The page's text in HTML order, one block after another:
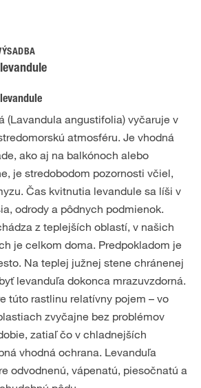
(Lavandula angustifolia) vyčaruje v
atmosféru. Je vhodná
ako aj na balkónoch alebo
je stredobodom pozornosti včiel,
Čas kvitnutia levandule sa líši v
odrody a pôdnych podmienok.
z teplejších oblastí, v našich
je celkom doma. Predpokladom je
Na teplej južnej stene chránenej
levanduľa dokonca mrazuvzdorná.
túto rastlinu relatívny pojem – vo
zvyčajne bez problémov
zatiaľ čo v chladnejších
vhodná ochrana. Levanduľa
odvodnenú, vápenatú, piesočnatú a